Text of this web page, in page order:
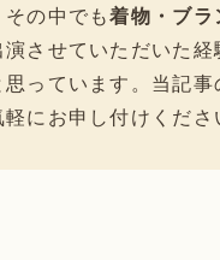
その中でも着物・ブ
させていただいた
っています。当記
にお申し付けくださ